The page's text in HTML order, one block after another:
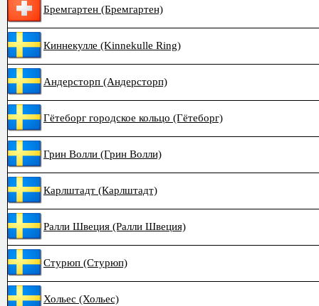
Бремгартен (Бремгартен)
Киннекулле (Kinnekulle Ring)
Андерсторп (Андерсторп)
Гётеборг городское кольцо (Гётеборг)
Грин Волли (Грин Волли)
Карлштадт (Карлштадт)
Ралли Швеция (Ралли Швеция)
Стурюп (Стурюп)
Хольес (Хольес)